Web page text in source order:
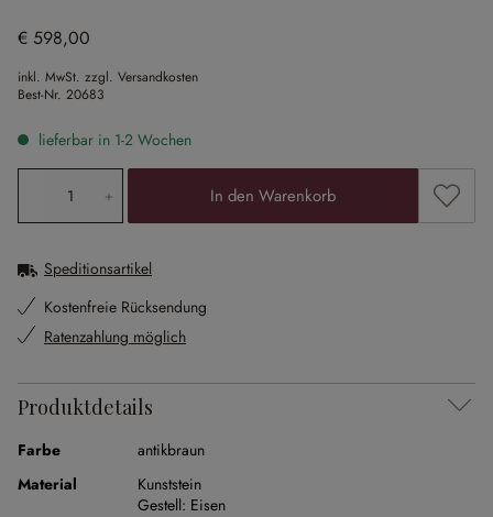
€ 598,00
inkl. MwSt. zzgl. Versandkosten
Best-Nr. 20683
lieferbar in 1-2 Wochen
Produkt Anzahl: Gib den gewünschten Wert ein oder
In den Warenkorb Zum
Speditionsartikel
Kostenfreie Rücksendung
Ratenzahlung möglich
Produktdetails
Farbe
antikbraun
Material
Kunststein
Gestell: Eisen